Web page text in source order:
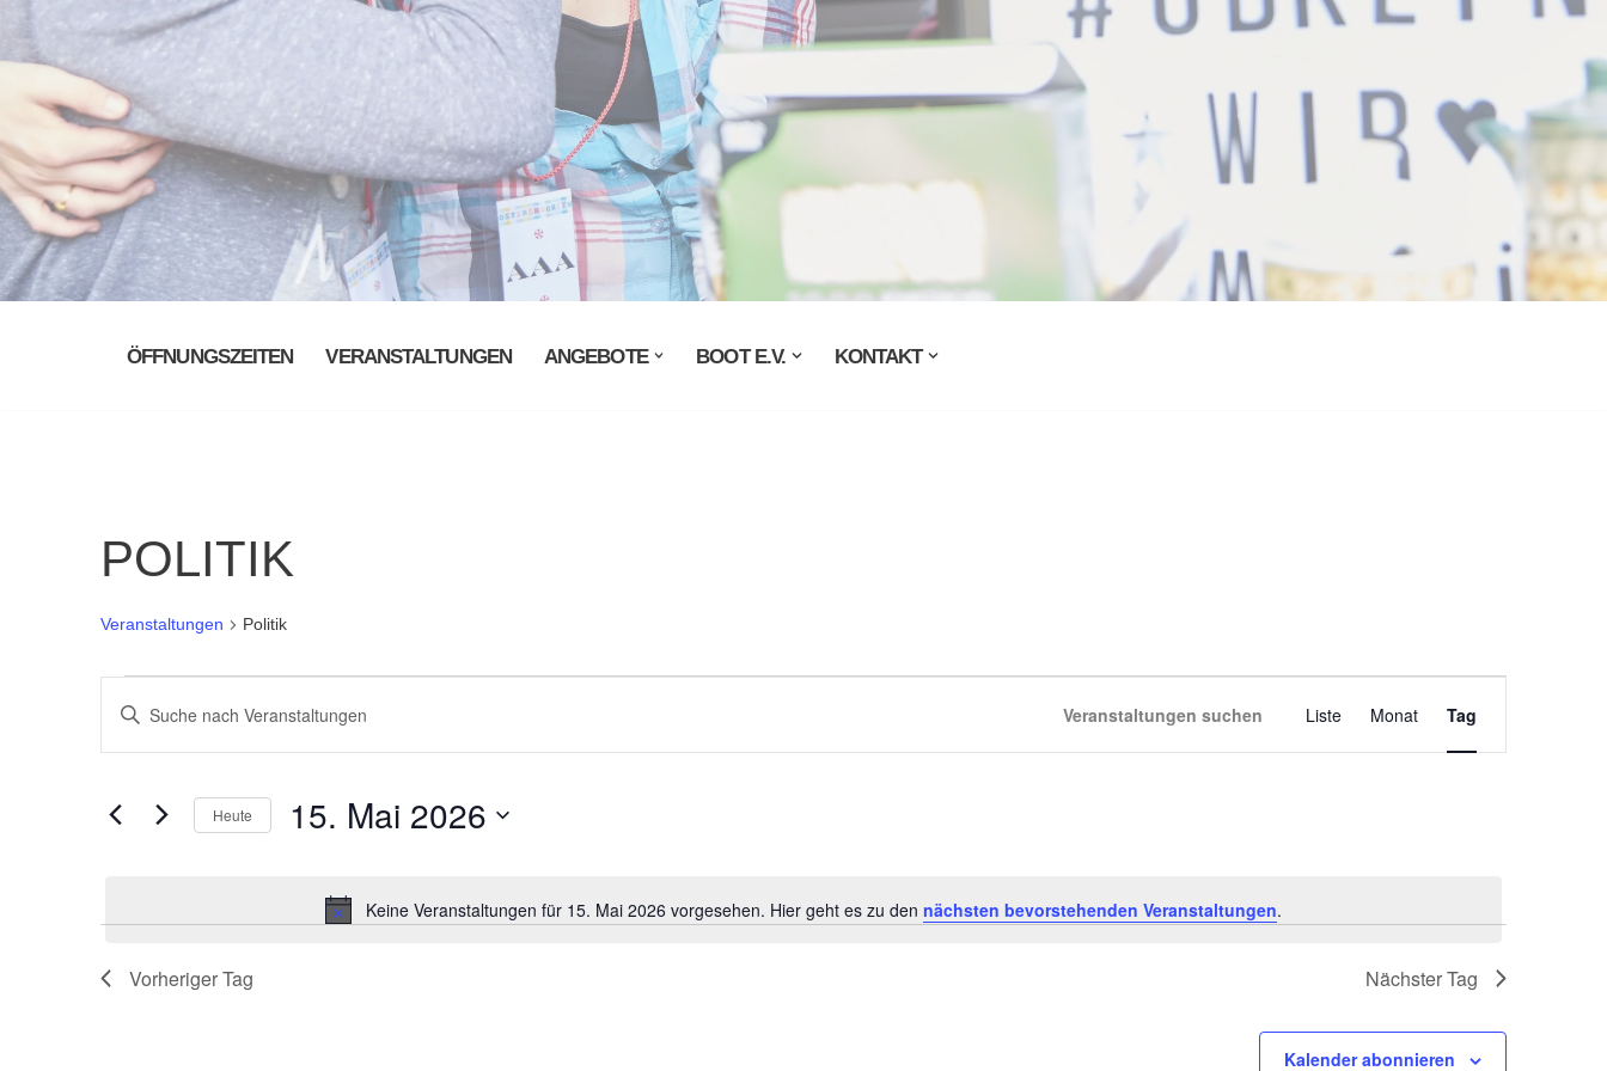
ÖFFNUNGSZEITEN VERANSTALTUNGEN ANGEBOTE BOOT E.V. KONTAKT
POLITIK
Veranstaltungen Politik
Hinweis
Keine Veranstaltungen für 15. Mai 2026 vorgesehen. Hier geht es zu den nächsten bevorstehenden Veranstaltungen.
VERANSTALTUNGEN
UND
ANSICHTEN,
NAVIGATION
BITTE
SUCHE
Veranstaltungen suchen
ANSICHTEN-
Liste Monat Tag
Heute 15. Mai 2026
Vorheriger Tag Nächster Tag
Kalender abonnieren